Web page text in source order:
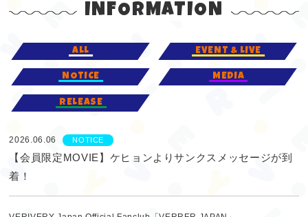
INFORMATION
ALL EVENT & LIVE
NOTICE MEDIA
RELEASE
2026.06.06 NOTICE
【会員限定MOVIE】ケヒョンよりサンクスメッセージが到
着！